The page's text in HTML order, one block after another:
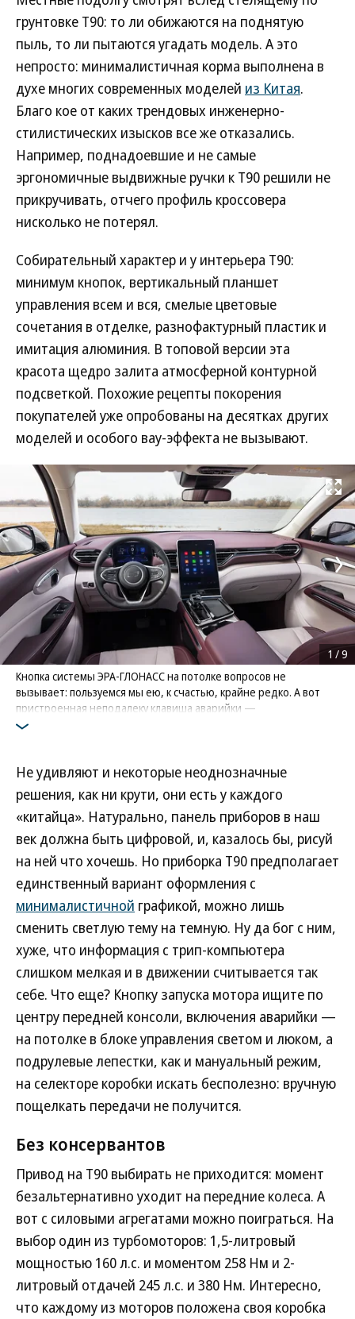
грунтовке T90: то ли обижаются на поднятую
пыль, то ли пытаются угадать модель. А это
непросто: минималистичная корма выполнена в
духе многих современных моделей из Китая.
Благо кое от каких трендовых инженерно-
стилистических изысков все же отказались.
Например, поднадоевшие и не самые
эргономичные выдвижные ручки к Т90 решили не
прикручивать, отчего профиль кроссовера
нисколько не потерял.
Собирательный характер и у интерьера Т90:
минимум кнопок, вертикальный планшет
управления всем и вся, смелые цветовые
сочетания в отделке, разнофактурный пластик и
имитация алюминия. В топовой версии эта
красота щедро залита атмосферной контурной
подсветкой. Похожие рецепты покорения
покупателей уже опробованы на десятках других
моделей и особого вау-эффекта не вызывают.
Развернуть
Кнопка системы ЭРА-ГЛОНАСС на потолке вопросов не
вызывает: пользуемся мы ею, к счастью, крайне редко. А вот
пристроенная неподалеку клавиша аварийки —
эргономический фейл
1 /9
Не удивляют и некоторые неоднозначные
решения, как ни крути, они есть у каждого
«китайца». Натурально, панель приборов в наш
век должна быть цифровой, и, казалось бы, рисуй
на ней что хочешь. Но приборка Т90 предполагает
единственный вариант оформления с
минималистичной графикой, можно лишь
сменить светлую тему на темную. Ну да бог с ним,
хуже, что информация с трип-компьютера
слишком мелкая и в движении считывается так
себе. Что еще? Кнопку запуска мотора ищите по
центру передней консоли, включения аварийки —
на потолке в блоке управления светом и люком, а
подрулевые лепестки, как и мануальный режим,
на селекторе коробки искать бесполезно: вручную
пощелкать передачи не получится.
Без консервантов
Привод на Т90 выбирать не приходится: момент
безальтернативно уходит на передние колеса. А
вот с силовыми агрегатами можно поиграться. На
выбор один из турбомоторов: 1,5-литровый
мощностью 160 л.с. и моментом 258 Нм и 2-
литровый отдачей 245 л.с. и 380 Нм. Интересно,
что каждому из моторов положена своя коробка